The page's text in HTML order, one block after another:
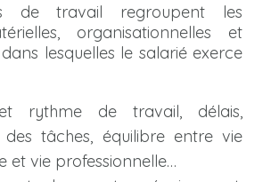
de travail regroupent les
organisationnelles et
lesquelles le salarié exerce
rythme de travail, délais,
des tâches, équilibre entre vie
et vie professionnelle…